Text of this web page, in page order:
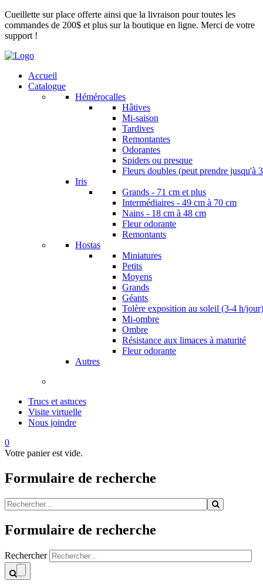
Cueillette sur place offerte ainsi que la livraison pour toutes les
commandes de 200$ et plus sur la boutique en ligne. Merci de votre
support !
Accueil
Catalogue
Hémérocalles
Hâtives
Mi-saison
Tardives
Remontantes
Odorantes
Spiders ou presque
Fleurs doubles (peut prendre jusqu'à
Iris
Grands - 71 cm et plus
Intermédiaires - 49 cm à 70 cm
Nains - 18 cm à 48 cm
Fleur odorante
Remontants
Hostas
Miniatures
Petits
Moyens
Grands
Géants
Tolère exposition au soleil (3-4 h/jour)
Mi-ombre
Ombre
Résistance aux limaces à maturité
Fleur odorante
Autres
Trucs et astuces
Visite virtuelle
Nous joindre
0
Votre panier est vide.
Formulaire de recherche
Formulaire de recherche
Rechercher